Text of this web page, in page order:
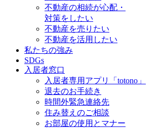
不動産の相続が心配・
対策をしたい
不動産を売りたい
不動産を活用したい
私たちの強み
SDGs
入居者窓口
入居者専用アプリ「totono」
退去のお手続き
時間外緊急連絡先
住み替えのご相談
お部屋の使用とマナー